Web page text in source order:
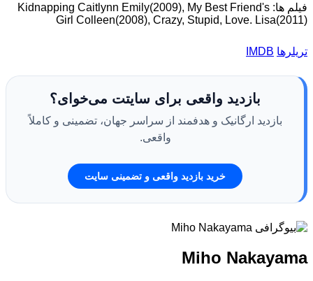
فیلم ها: Kidnapping Caitlynn Emily(2009), My Best Friend's
Girl Colleen(2008), Crazy, Stupid, Love. Lisa(2011)
تریلرها IMDB
بازدید واقعی برای سایتت می‌خوای؟
بازدید ارگانیک و هدفمند از سراسر جهان، تضمینی و کاملاً
واقعی.
خرید بازدید واقعی و تضمینی سایت
Miho Nakayama